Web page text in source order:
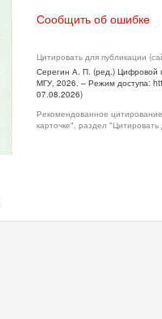
Сообщить об ошибке
Цитировать для публикации
Серегин А. П. (ред.) Цифровой
МГУ, 2026. – Режим доступа:
07.08.2026)
Рекомендованное
карточке", раздел "Цитировать